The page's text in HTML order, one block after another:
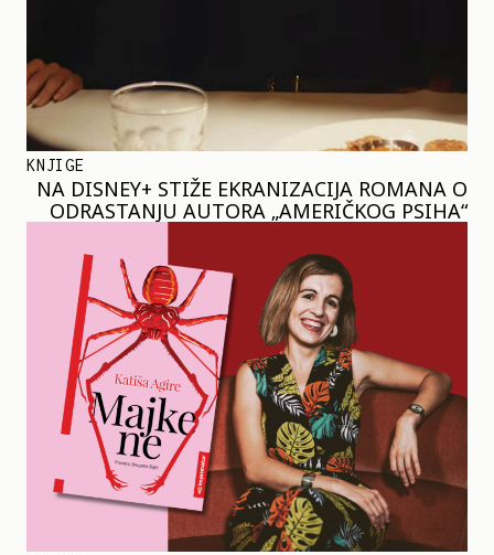
KNJIGE
NA DISNEY+ STIŽE EKRANIZACIJA ROMANA O
ODRASTANJU AUTORA „AMERIČKOG PSIHA“